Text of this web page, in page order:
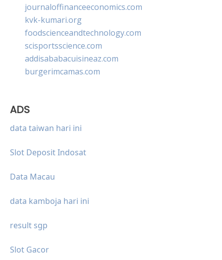
journaloffinanceeconomics.com
kvk-kumari.org
foodscienceandtechnology.com
scisportsscience.com
addisababacuisineaz.com
burgerimcamas.com
ADS
data taiwan hari ini
Slot Deposit Indosat
Data Macau
data kamboja hari ini
result sgp
Slot Gacor